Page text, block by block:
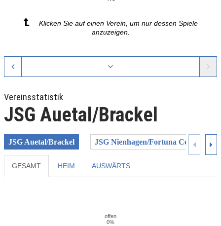
Klicken Sie auf einen Verein, um nur dessen Spiele
anzuzeigen.
Vereinsstatistik
JSG Auetal/Brackel
JSG Auetal/Brackel JSG Nienhagen/Fortuna Celle
GESAMT HEIM AUSWÄRTS